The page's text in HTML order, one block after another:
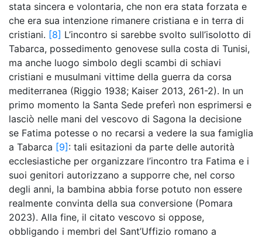
stata sincera e volontaria, che non era stata forzata e
che era sua intenzione rimanere cristiana e in terra di
cristiani. [8] L’incontro si sarebbe svolto sull’isolotto di
Tabarca, possedimento genovese sulla costa di Tunisi,
ma anche luogo simbolo degli scambi di schiavi
cristiani e musulmani vittime della guerra da corsa
mediterranea (Riggio 1938; Kaiser 2013, 261-2). In un
primo momento la Santa Sede preferì non esprimersi e
lasciò nelle mani del vescovo di Sagona la decisione
se Fatima potesse o no recarsi a vedere la sua famiglia
a Tabarca [9] : tali esitazioni da parte delle autorità
ecclesiastiche per organizzare l’incontro tra Fatima e i
suoi genitori autorizzano a supporre che, nel corso
degli anni, la bambina abbia forse potuto non essere
realmente convinta della sua conversione (Pomara
2023). Alla fine, il citato vescovo si oppose,
obbligando i membri del Sant’Uffizio romano a